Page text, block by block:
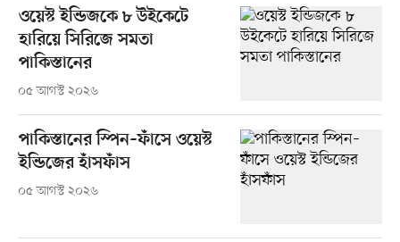
ওয়েস্ট ইন্ডিজকে ৮ উইকেটে
হারিয়ে সিরিজে সমতা
পাকিস্তানের
০৫ আগস্ট ২০২৬
পাকিস্তানের স্পিন–ফাঁসে ওয়েস্ট
ইন্ডিজের হাঁসফাঁস
০৫ আগস্ট ২০২৬